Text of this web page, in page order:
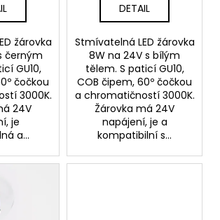
žárovka
černým
GU10,
čočkou
3000K.
24V
je
a...
DETAIL
Stmívatelná LED žárovka
8W na 24V s bílým
tělem. S paticí GU10,
COB čipem, 60º čočkou
a chromatičností 3000K.
Žárovka má 24V
napájení, je a
kompatibilní s...